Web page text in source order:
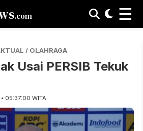
.com ☰
/ OLAHRAGA
Usai PERSIB Tekuk
05:37:00 WITA